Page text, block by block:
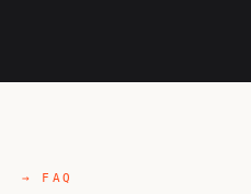
→ FAQ